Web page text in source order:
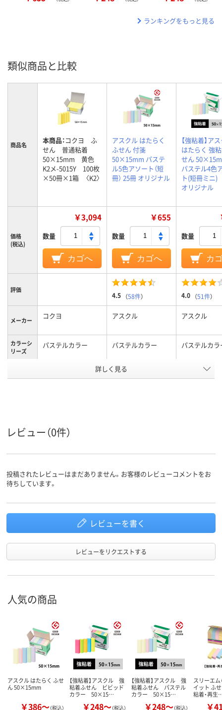
ランキングをもっと見る
類似商品と比較
商品名 本商品：コクヨ ふ
せん 普通粘着
50×15mm 黄色
K2メ-5015Y 100枚
×50冊×1箱 〈K2〉
アスクル はたらく
ふせん 付箋
50×15mm パステ
ル5色アソート（短
冊） 25冊 オリジナル
【強粘着】ア
はたらく 強
せん
パステル4色
ト(短冊ミ
オリジナル
価格
(税込)
￥3,094
数量
カゴへ
￥655
数量
カゴへ
数量
カ
評価
4.5 （58件） 4.0 （51件）
メーカー コクヨ アスクル アスクル
カラーシ
リーズ
パステルカラー パステルカラー パステルカラ
ループ
マルチカラ
セット
50×15mm
種類 スタンダード
アスクル
商品環境
75 55
詳しく見る
レビュー（0件）
投稿されたレビューはまだありません。お客様のレビューコメントをお
待ちしています。
レビューを書く
レビューをリクエストする
人気の商品
アスクル はたらく ふせ
ん 50×15mm
￥386～（税込）
【強粘着】アスクル 強
粘着ふせん ビビッド
カラー 50×15…
￥248～（税込）
【強粘着】アスクル 強
粘着ふせん パステル
カラー 50×15…
￥248～（税込）
スリーエム
イット ふ
粘着・再生
￥